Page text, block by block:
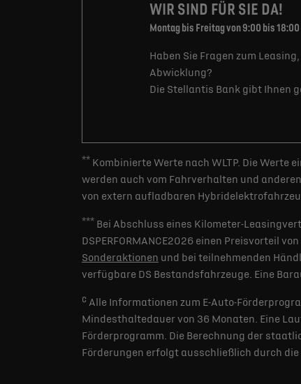
WIR SIND FÜR SIE DA!
Montag bis Freitag von 9:00 bis 18:00
Haben Sie Fragen zum
Abwicklung?
Die Stellantis Bank gibt Ihnen
** Kombinierte Werte nach WLTP. Die
werden auch vom Fahrverhalten und
von extern aufladbaren
*** Bei Abschluss eines Kilometer-
DSPERFORMANCE2026 einen Preisvorteil
Sonderaktionen und bei teilnehmenden
verfügbare DS Bestandsfahrzeuge. Eine
c Alle Informationen zum E-Auto-
Mindesthaltedauer von 36 Monaten. Eine
Förderprogramm. Die Berechnung der
Förderungen erfolgt ausschließlich durch